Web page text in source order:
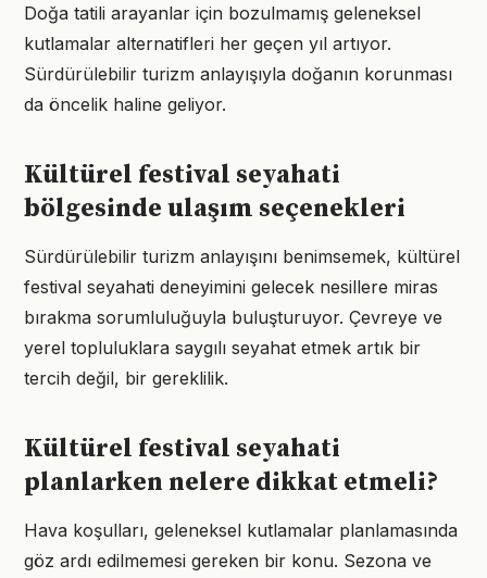
Doğa tatili arayanlar için bozulmamış geleneksel
kutlamalar alternatifleri her geçen yıl artıyor.
Sürdürülebilir turizm anlayışıyla doğanın korunması
da öncelik haline geliyor.
Kültürel festival seyahati
bölgesinde ulaşım seçenekleri
Sürdürülebilir turizm anlayışını benimsemek, kültürel
festival seyahati deneyimini gelecek nesillere miras
bırakma sorumluluğuyla buluşturuyor. Çevreye ve
yerel topluluklara saygılı seyahat etmek artık bir
tercih değil, bir gereklilik.
Kültürel festival seyahati
planlarken nelere dikkat etmeli?
Hava koşulları, geleneksel kutlamalar planlamasında
göz ardı edilmemesi gereken bir konu. Sezona ve